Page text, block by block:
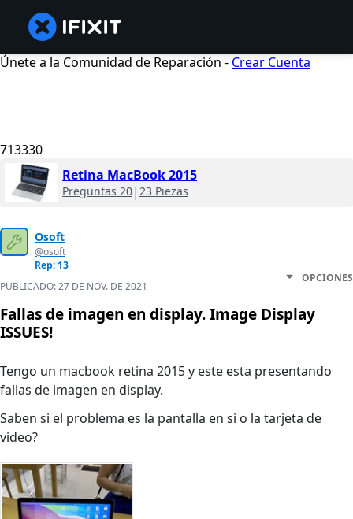
Únete a la Comunidad de Reparación - Crear Cuenta
713330
Retina MacBook 2015
Preguntas 20| 23 Piezas
Osoft
@osoft
Rep: 13
PUBLICADO:27 DE NOV. DE 2021
OPCIONES
Fallas de imagen en display. Image Display
ISSUES!
Tengo un macbook retina 2015 y este esta presentando
fallas de imagen en display.
Saben si el problema es la pantalla en si o la tarjeta de
video?